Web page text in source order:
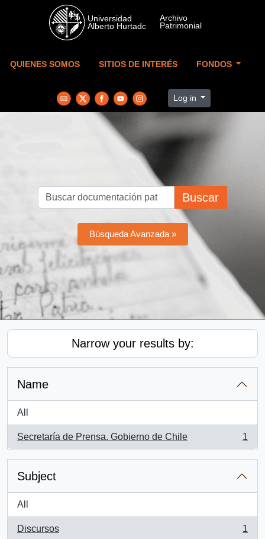
Skip to main content
QUIENES SOMOS SITIOS DE INTERÉS FONDOS
Log in
Buscar
Búsqueda Avanzada »
Narrow your results by:
Name
All
Secretaría de Prensa. Gobierno de Chile
, 1 results
1
Subject
All
Discursos
, 1 results
1